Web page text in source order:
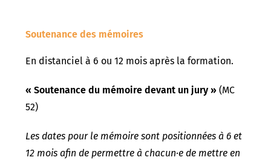
Soutenance des mémoires
En distanciel à 6 ou 12 mois après la formation.
« Soutenance du mémoire devant un jury » (MC
52)
Les dates pour le mémoire sont positionnées à 6 et
12 mois afin de permettre à chacun·e de mettre en